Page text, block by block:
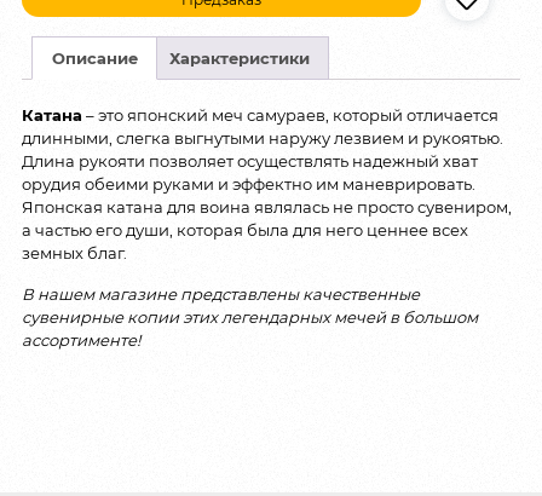
Описание Характеристики
Катана – это японский меч самураев, который отличается
длинными, слегка выгнутыми наружу лезвием и рукоятью.
Длина рукояти позволяет осуществлять надежный хват
орудия обеими руками и эффектно им маневрировать.
Японская катана для воина являлась не просто сувениром,
а частью его души, которая была для него ценнее всех
земных благ.
В нашем магазине представлены качественные
сувенирные копии этих легендарных мечей в большом
ассортименте!